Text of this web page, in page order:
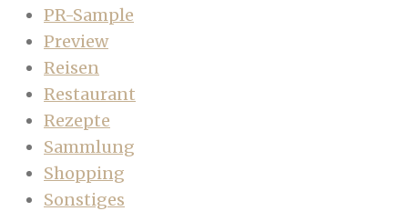
PR-Sample
Preview
Reisen
Restaurant
Rezepte
Sammlung
Shopping
Sonstiges